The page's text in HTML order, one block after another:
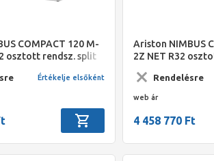
COMPACT 120 M-
osztott rendsz. split
HMV, 3 fázisÉrtékelje elsőként
Ariston NIMBUS
2Z NET R32
beltéri + 180 L
Rendelésre
web ár
4 458 770 Ft